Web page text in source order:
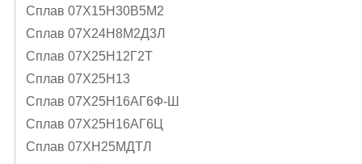
Сплав 07Х15Н30В5М2
Сплав 07Х24Н8М2Д3Л
Сплав 07Х25Н12Г2Т
Сплав 07Х25Н13
Сплав 07Х25Н16АГ6Ф-Ш
Сплав 07Х25Н16АГ6Ц
Сплав 07ХН25МДТЛ